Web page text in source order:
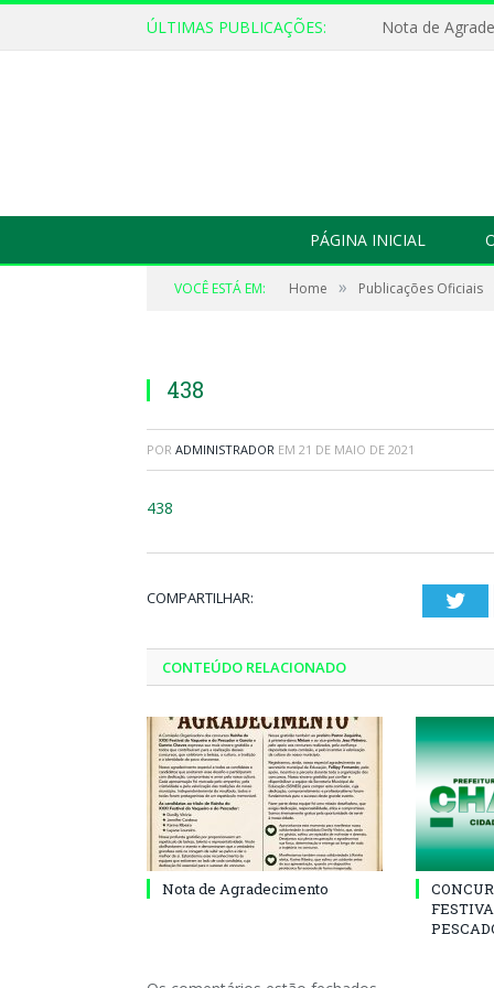
ÚLTIMAS PUBLICAÇÕES: Nota de
PÁGINA INICIAL
VOCÊ ESTÁ EM: Home » Publicações Oficiais
438
POR ADMINISTRADOR EM 21 DE MAIO DE 2021
438
COMPARTILHAR:
CONTEÚDO RELACIONADO
Nota de Agradecimento